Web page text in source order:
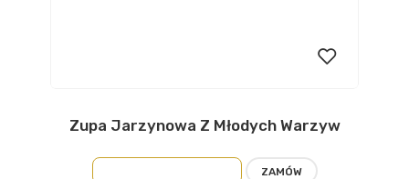
Dodaj
Zupa Jarzynowa Z Młodych Warzyw
ZAMÓW